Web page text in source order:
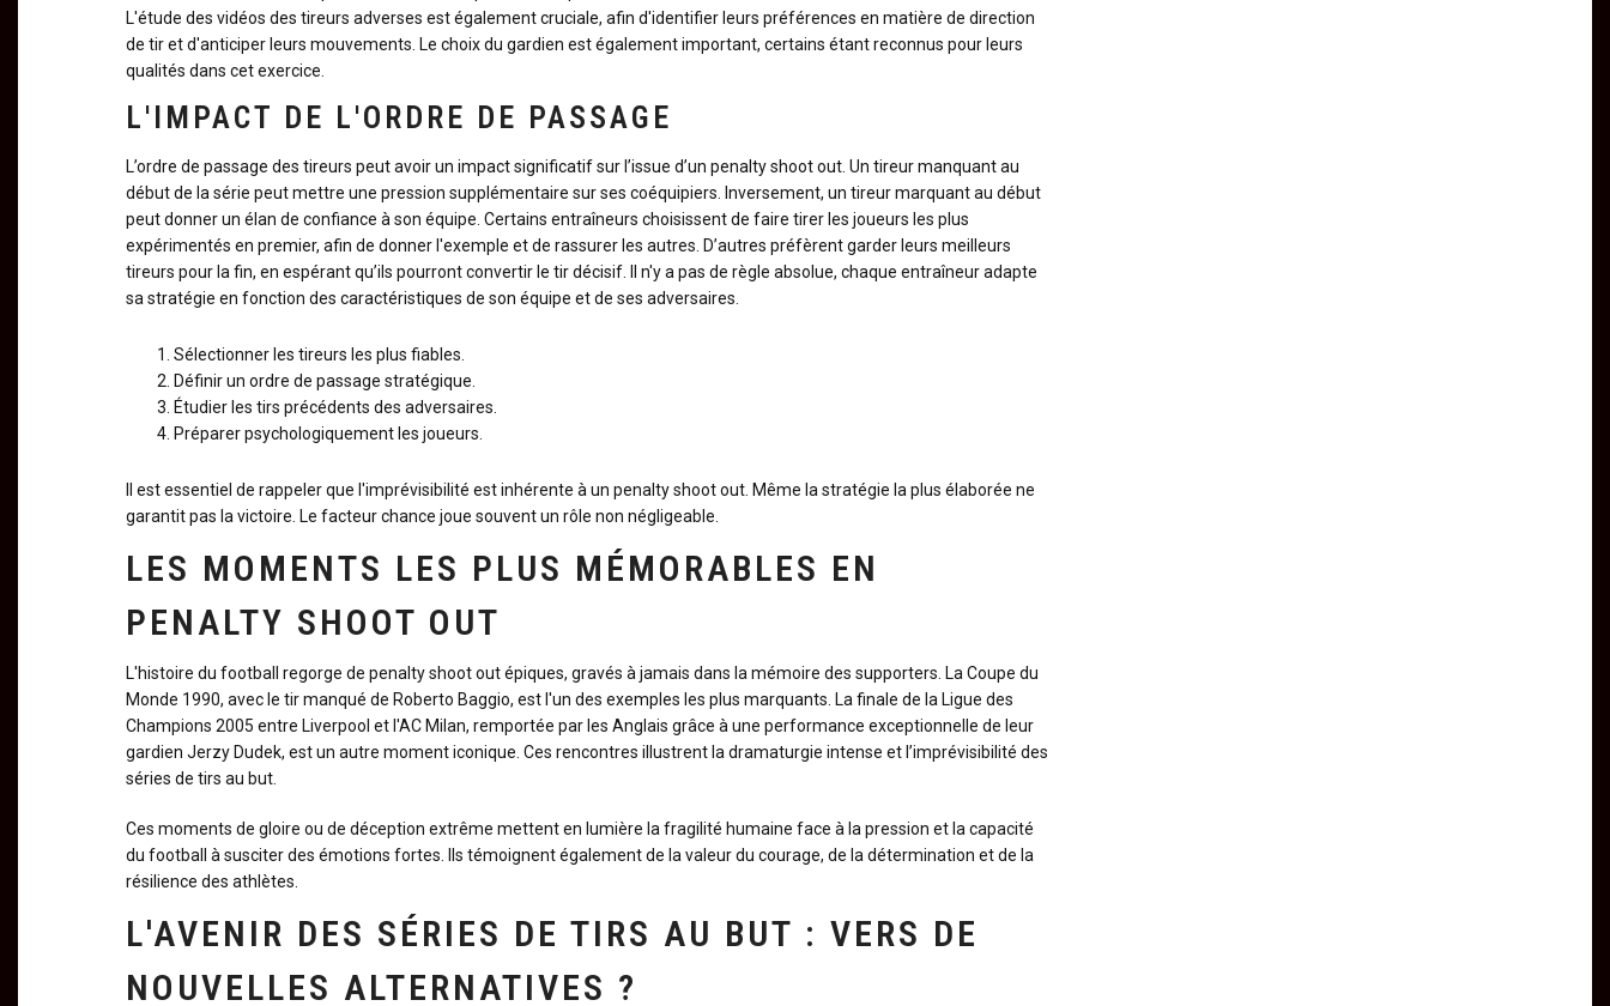
L'étude des vidéos des tireurs adverses est également cruciale, afin d'identifier leurs préférences en matière de direction
de tir et d'anticiper leurs mouvements. Le choix du gardien est également important, certains étant reconnus pour leurs
qualités dans cet exercice.
L'IMPACT DE L'ORDRE DE PASSAGE
L’ordre de passage des tireurs peut avoir un impact significatif sur l’issue d’un penalty shoot out. Un tireur manquant au
début de la série peut mettre une pression supplémentaire sur ses coéquipiers. Inversement, un tireur marquant au début
peut donner un élan de confiance à son équipe. Certains entraîneurs choisissent de faire tirer les joueurs les plus
expérimentés en premier, afin de donner l'exemple et de rassurer les autres. D’autres préfèrent garder leurs meilleurs
tireurs pour la fin, en espérant qu’ils pourront convertir le tir décisif. Il n'y a pas de règle absolue, chaque entraîneur adapte
sa stratégie en fonction des caractéristiques de son équipe et de ses adversaires.
Sélectionner les tireurs les plus fiables.
Définir un ordre de passage stratégique.
Étudier les tirs précédents des adversaires.
Préparer psychologiquement les joueurs.
Il est essentiel de rappeler que l'imprévisibilité est inhérente à un penalty shoot out. Même la stratégie la plus élaborée ne
garantit pas la victoire. Le facteur chance joue souvent un rôle non négligeable.
LES MOMENTS LES PLUS MÉMORABLES EN
PENALTY SHOOT OUT
L'histoire du football regorge de penalty shoot out épiques, gravés à jamais dans la mémoire des supporters. La Coupe du
Monde 1990, avec le tir manqué de Roberto Baggio, est l'un des exemples les plus marquants. La finale de la Ligue des
Champions 2005 entre Liverpool et l'AC Milan, remportée par les Anglais grâce à une performance exceptionnelle de leur
gardien Jerzy Dudek, est un autre moment iconique. Ces rencontres illustrent la dramaturgie intense et l’imprévisibilité des
séries de tirs au but.
Ces moments de gloire ou de déception extrême mettent en lumière la fragilité humaine face à la pression et la capacité
du football à susciter des émotions fortes. Ils témoignent également de la valeur du courage, de la détermination et de la
résilience des athlètes.
L'AVENIR DES SÉRIES DE TIRS AU BUT : VERS DE
NOUVELLES ALTERNATIVES ?